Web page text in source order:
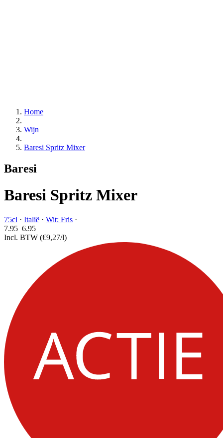
Home
Wijn
Baresi Spritz Mixer
Baresi
Baresi Spritz Mixer
75cl · Italië · Wit: Fris ·
7.95 6.95
Incl. BTW (€9,27/l)